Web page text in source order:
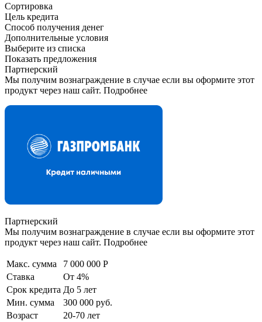
Сортировка
Цель кредита
Способ получения денег
Дополнительные условия
Выберите из списка
Показать предложения
Партнерский
Мы получим вознаграждение в случае если вы оформите этот
продукт через наш сайт. Подробнее
Партнерский
Мы получим вознаграждение в случае если вы оформите этот
продукт через наш сайт. Подробнее
Макс. сумма
7 000 000 Р
Ставка
От 4%
Срок кредита До 5 лет
Мин. сумма
300 000 руб.
Возраст
20-70 лет